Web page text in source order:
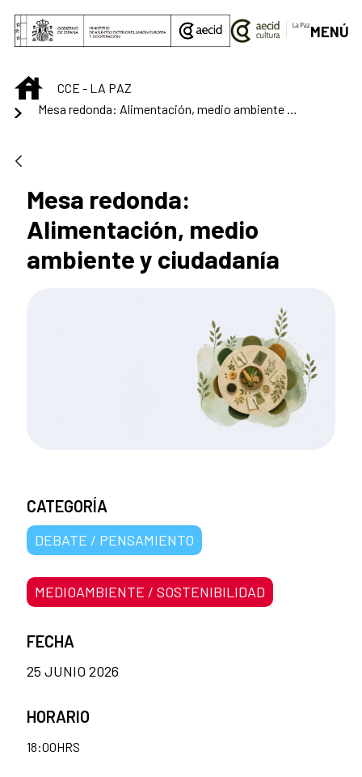
Saltar al contenido principal
MENÚ
INICIOCCE - LA PAZ
Mesa redonda: Alimentación, medio ambiente y ciudadanía
Mesa redonda:
Alimentación, medio
ambiente y ciudadanía
CATEGORÍA
DEBATE / PENSAMIENTO
MEDIOAMBIENTE / SOSTENIBILIDAD
FECHA
25 JUNIO 2026
HORARIO
18:00HRS